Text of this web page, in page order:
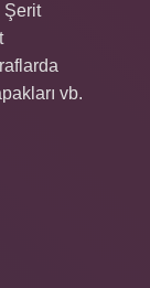
Şerit
vb.